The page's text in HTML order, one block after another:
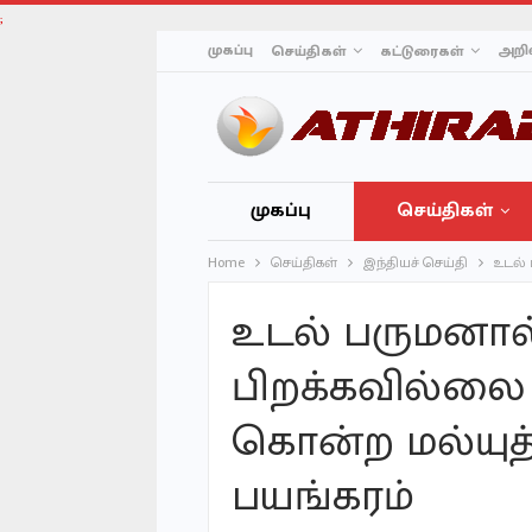
;
முகப்பு செய்திகள் கட்டுரைகள்
முகப்பு செய்திகள்
Home செய்திகள் இந்தியச் செய்தி உடல்
உடல்
கொன்ற
பயங்கரம்